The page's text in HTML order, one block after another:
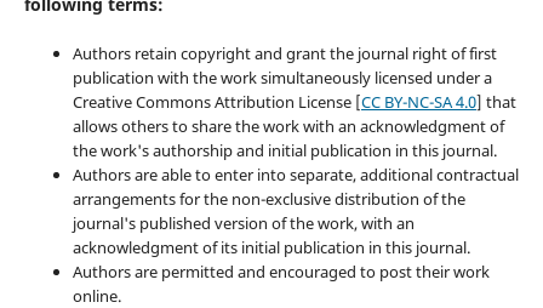
Authors retain copyright and grant the journal right of first
publication with the work simultaneously licensed under a
Creative Commons Attribution License [CC BY-NC-SA 4.0] that
allows others to share the work with an acknowledgment of
the work's authorship and initial publication in this journal.
Authors are able to enter into separate, additional contractual
arrangements for the non-exclusive distribution of the
journal's published version of the work, with an
acknowledgment of its initial publication in this journal.
Authors are permitted and encouraged to post their work
online.